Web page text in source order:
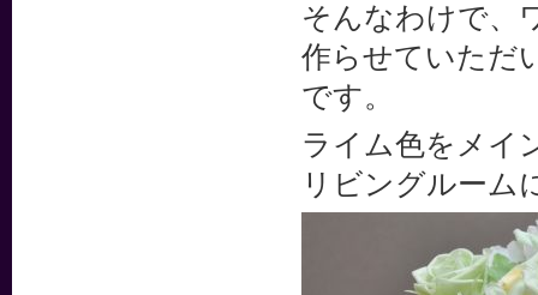
そんなわけで、
作らせていただ
です。
ライム色をメイ
リビングルーム